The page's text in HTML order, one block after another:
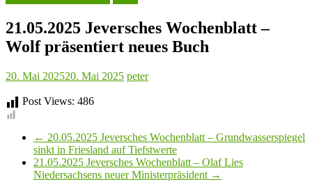
21.05.2025 Jeversches Wochenblatt –
Wolf präsentiert neues Buch
20. Mai 202520. Mai 2025 peter
Post Views: 486
← 20.05.2025 Jeversches Wochenblatt – Grundwasserspiegel
sinkt in Friesland auf Tiefstwerte
21.05.2025 Jeversches Wochenblatt – Olaf Lies
Niedersachsens neuer Ministerpräsident →